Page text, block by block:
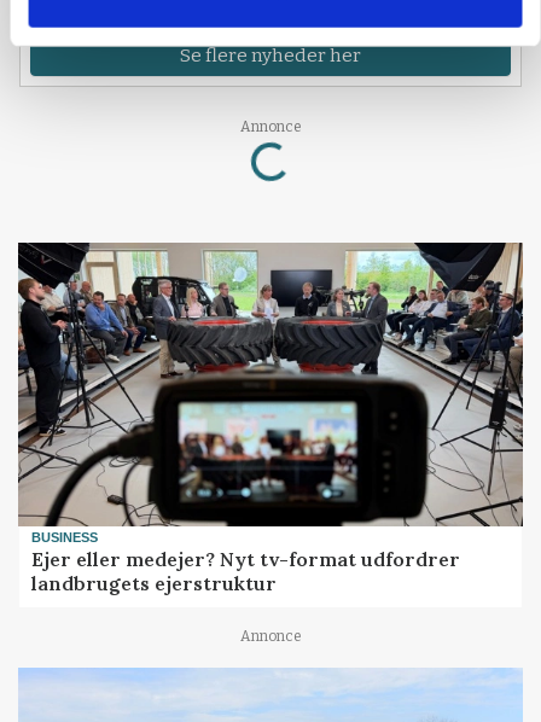
Se flere nyheder her
Annonce
Loading...
BUSINESS
Ejer eller medejer? Nyt tv-format udfordrer
landbrugets ejerstruktur
Annonce